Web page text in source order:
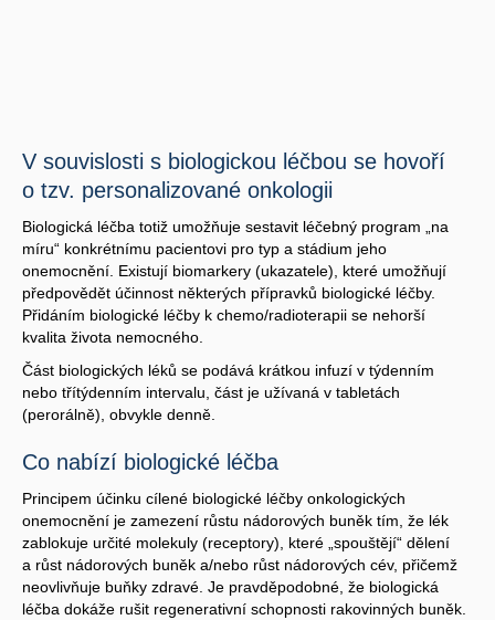
V souvislosti s biologickou léčbou se hovoří
o tzv. personalizované onkologii
Biologická léčba totiž umožňuje sestavit léčebný program „na
míru“ konkrétnímu pacientovi pro typ a stádium jeho
onemocnění. Existují biomarkery (ukazatele), které umožňují
předpovědět účinnost některých přípravků biologické léčby.
Přidáním biologické léčby k chemo/radioterapii se nehorší
kvalita života nemocného.
Část biologických léků se podává krátkou infuzí v týdenním
nebo třítýdenním intervalu, část je užívaná v tabletách
(perorálně), obvykle denně.
Co nabízí biologické léčba
Principem účinku cílené biologické léčby onkologických
onemocnění je zamezení růstu nádorových buněk tím, že lék
zablokuje určité molekuly (receptory), které „spouštějí“ dělení
a růst nádorových buněk a/nebo růst nádorových cév, přičemž
neovlivňuje buňky zdravé. Je pravděpodobné, že biologická
léčba dokáže rušit regenerativní schopnosti rakovinných buněk.